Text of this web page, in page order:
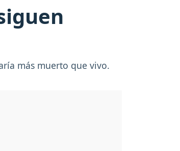
más muerto que vivo.